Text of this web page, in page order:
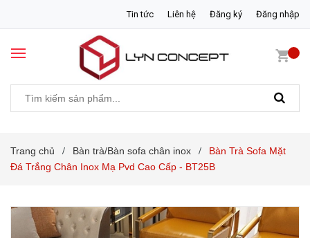
Tin tức Liên hệ Đăng ký Đăng nhập
Trang chủ / Bàn trà/Bàn sofa chân inox /
Bàn Trà Sofa Mặt
Đá Trắng Chân Inox Mạ Pvd Cao Cấp - BT25B